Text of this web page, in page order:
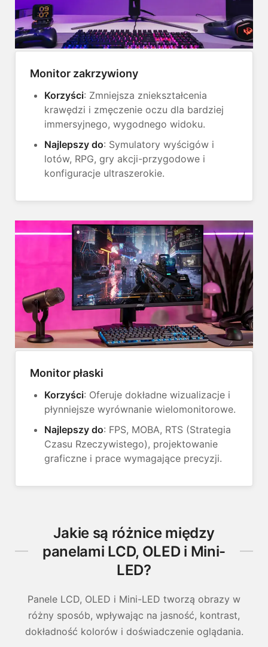
Monitor zakrzywiony
Korzyści: Zmniejsza zniekształcenia
krawędzi i zmęczenie oczu dla bardziej
immersyjnego, wygodnego widoku.
Najlepszy do: Symulatory wyścigów i
lotów, RPG, gry akcji-przygodowe i
konfiguracje ultraszerokie.
Monitor płaski
Korzyści: Oferuje dokładne wizualizacje i
płynniejsze wyrównanie wielomonitorowe.
Najlepszy do: FPS, MOBA, RTS (Strategia
Czasu Rzeczywistego), projektowanie
graficzne i prace wymagające precyzji.
Jakie są różnice między
panelami LCD, OLED i Mini-
LED?
Panele LCD, OLED i Mini-LED tworzą obrazy w
różny sposób, wpływając na jasność, kontrast,
dokładność kolorów i doświadczenie oglądania.